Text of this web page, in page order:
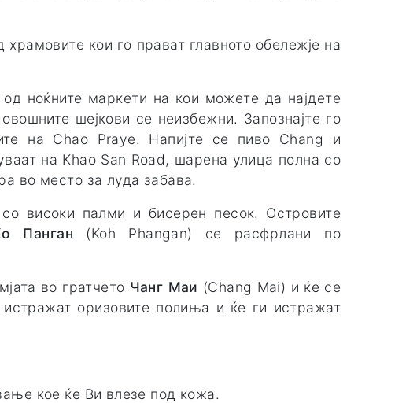
храмовите кои го прават главното обележје на
ноќните маркети на кои можете да најдете
шејкови се неизбежни. Запознајте го
на Chao Praye. Напијте се пиво Chang и
на Khao San Road, шарена улица полна со
во место за луда забава.
високи палми и бисерен песок. Островите
Панган (Koh Phangan) се расфрлани по
во гратчето Чанг Маи (Chang Mai) и ќе се
оризовите полиња и ќе ги истражат
кое ќе Ви влезе под кожа.